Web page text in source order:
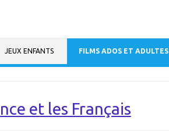
JEUX ENFANTS FILMS ADOS ET ADULTES
et les Français